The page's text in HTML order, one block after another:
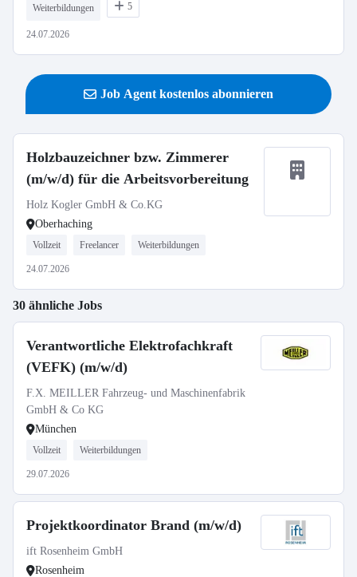
Weiterbildungen 5
24.07.2026
Job Agent kostenlos abonnieren
Holzbauzeichner bzw. Zimmerer
(m/w/d) für die Arbeitsvorbereitung
Holz Kogler GmbH & Co.KG
Oberhaching
Vollzeit Freelancer Weiterbildungen
24.07.2026
30 ähnliche Jobs
Verantwortliche Elektrofachkraft
(VEFK) (m/w/d)
F.X. MEILLER Fahrzeug- und Maschinenfabrik
GmbH & Co KG
München
Vollzeit Weiterbildungen
29.07.2026
Projektkoordinator Brand (m/w/d)
ift Rosenheim GmbH
Rosenheim